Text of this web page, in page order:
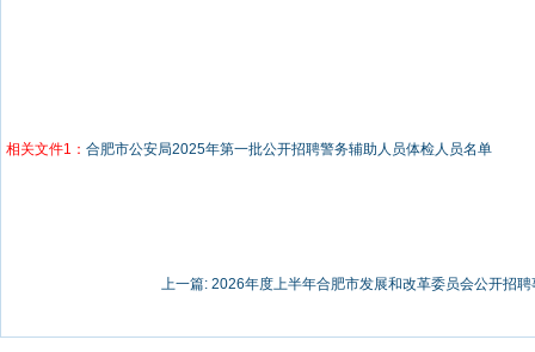
相关文件1： 合肥市公安局2025年第一批公开招聘警务辅助人员体检人员名单
上一篇: 2026年度上半年合肥市发展和改革委员会公开招